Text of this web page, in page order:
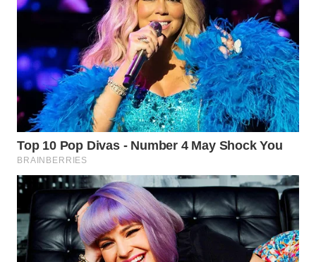
TENGAH
WN DELI
SERDANG
WN
TEBING
TINGGI
WN
PAKPAK
WN
KARAWANG